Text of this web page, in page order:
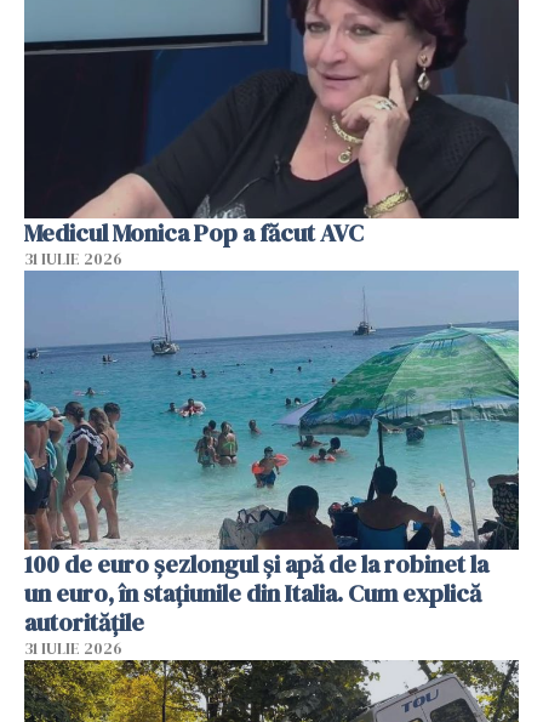
Medicul Monica Pop a făcut AVC
31 IULIE 2026
100 de euro șezlongul și apă de la robinet la
un euro, în stațiunile din Italia. Cum explică
autoritățile
31 IULIE 2026